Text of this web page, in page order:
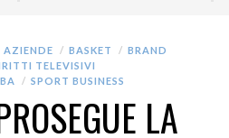
AZIENDE BASKET
BRAND
TELEVISIVI
SPORT BUSINESS
LA